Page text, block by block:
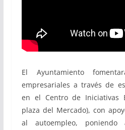
El Ayuntamiento
empresariales a través de
en el Centro de Iniciativas
plaza del Mercado), con
al autoempleo,